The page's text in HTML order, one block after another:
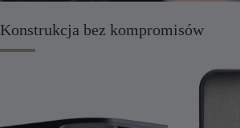
Konstrukcja bez kompromisów